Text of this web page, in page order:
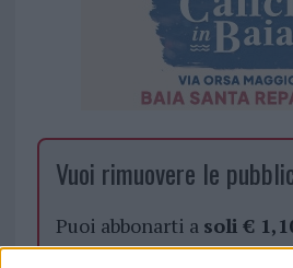
Vuoi rimuovere le
Puoi abbonarti a soli €
cliccandoqui